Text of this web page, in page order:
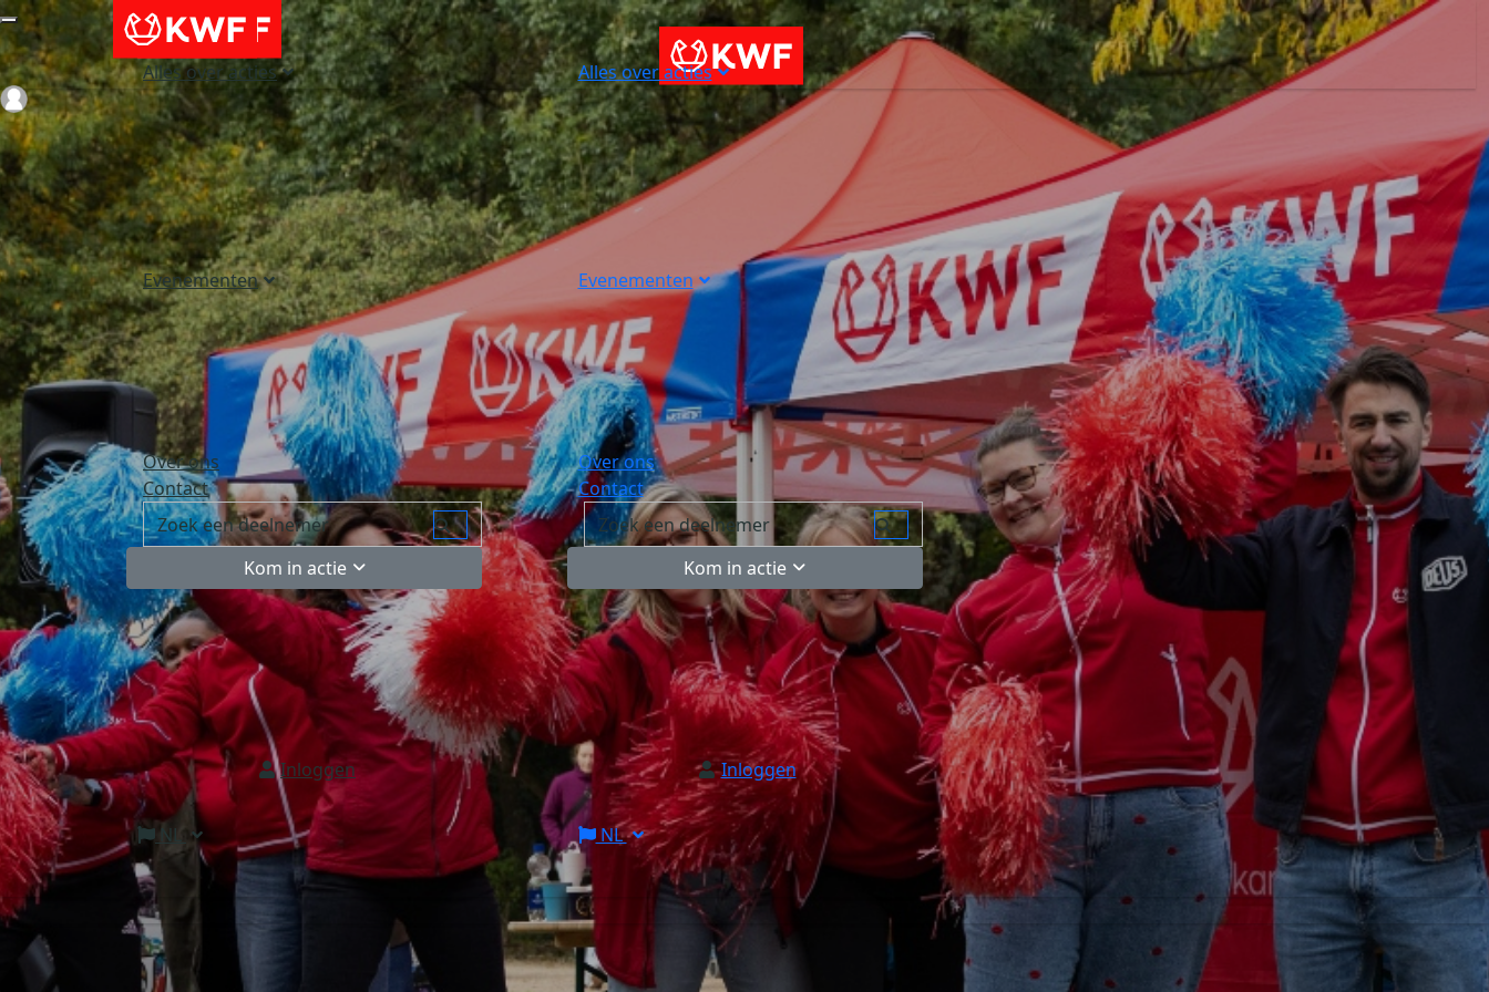
Alles over acties
Evenementen
Over ons
Contact
Kom in actie
Inloggen
NL
Alles over acties
Evenementen
Over ons
Contact
Kom in actie
Inloggen
NL
Login